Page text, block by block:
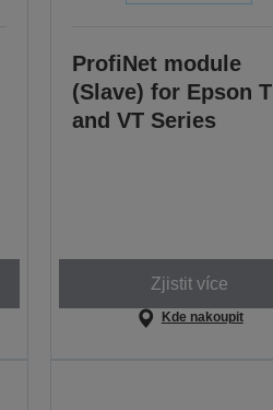
ProfiNet module
(Slave) for Epson T
and VT Series
Zjistit více
Kde nakoupit